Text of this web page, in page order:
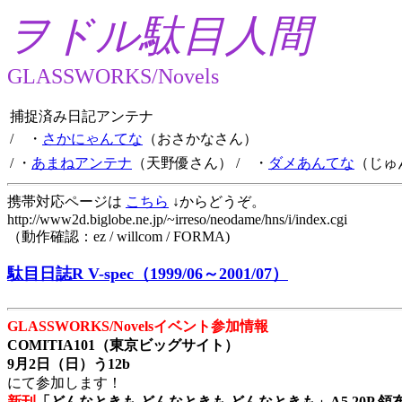
ヲドル駄目人間
GLASSWORKS/Novels
捕捉済み日記アンテナ
/ ・ さかにゃんてな （おさかなさん）
/ ・ あまねアンテナ （天野優さん） / ・ ダメあんてな （じ
携帯対応ページは こちら ↓からどうぞ。
http://www2d.biglobe.ne.jp/~irreso/neodame/hns/i/index.cgi
（動作確認：ez / willcom / FORMA)
駄目日誌R V-spec（1999/06～2001/07）
GLASSWORKS/Novelsイベント参加情報
COMITIA101（東京ビッグサイト）
9月2日（日）う12b
にて参加します！